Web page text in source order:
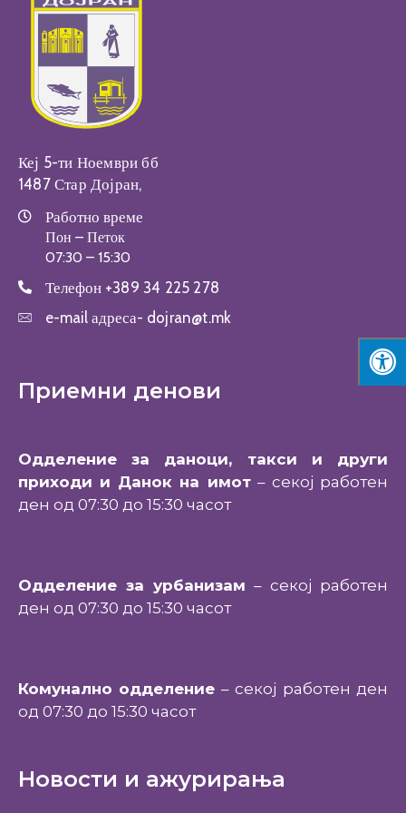
Кеј 5-ти Ноември бб
1487 Стар Дојран,
Работно време
Пон – Петок
07:30 – 15:30
Телефон +389 34 225 278
e-mail адреса- dojran@t.mk
Приемни денови
Одделение за даноци, такси и други
приходи и Данок на имот– секој работен
ден од 07:30 до 15:30 часот
Одделение за урбанизам – секој работен
ден од 07:30 до 15:30 часот
Комунално одделение – секој работен ден
од 07:30 до 15:30 часот
Новости и ажурирања